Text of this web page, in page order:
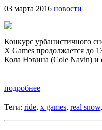
03 марта 2016 новости
Конкурс урбанистичного
X Games продолжается до
Кола Нэвина (Cole Navin) и
подробнее
Теги: ride, x games, real snow,